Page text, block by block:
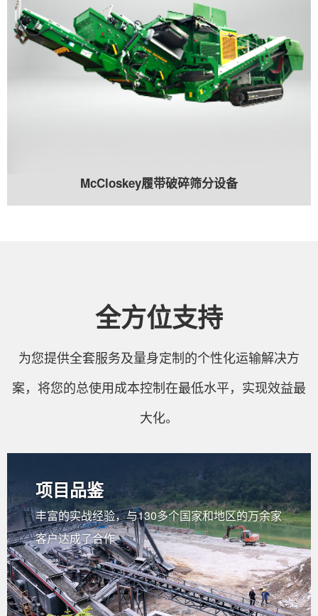
McCloskey履带破碎筛分设备
全方位支持
为您提供全套服务及量身定制的个性化运输解决方
案，将您的总使用成本控制在最低水平，实现效益最
大化。
项目品鉴
丰富的实战经验，与130多个国家和地区的万余家
客户达成了合作